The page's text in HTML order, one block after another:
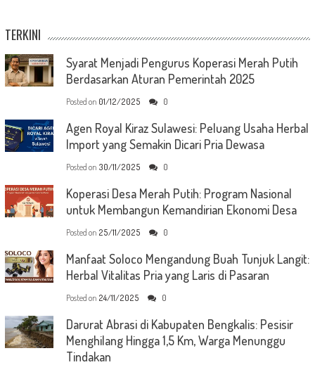
TERKINI
Syarat Menjadi Pengurus Koperasi Merah Putih
Berdasarkan Aturan Pemerintah 2025
Posted on 01/12/2025 0
Agen Royal Kiraz Sulawesi: Peluang Usaha Herbal
Import yang Semakin Dicari Pria Dewasa
Posted on 30/11/2025 0
Koperasi Desa Merah Putih: Program Nasional
untuk Membangun Kemandirian Ekonomi Desa
Posted on 25/11/2025 0
Manfaat Soloco Mengandung Buah Tunjuk Langit:
Herbal Vitalitas Pria yang Laris di Pasaran
Posted on 24/11/2025 0
Darurat Abrasi di Kabupaten Bengkalis: Pesisir
Menghilang Hingga 1,5 Km, Warga Menunggu
Tindakan